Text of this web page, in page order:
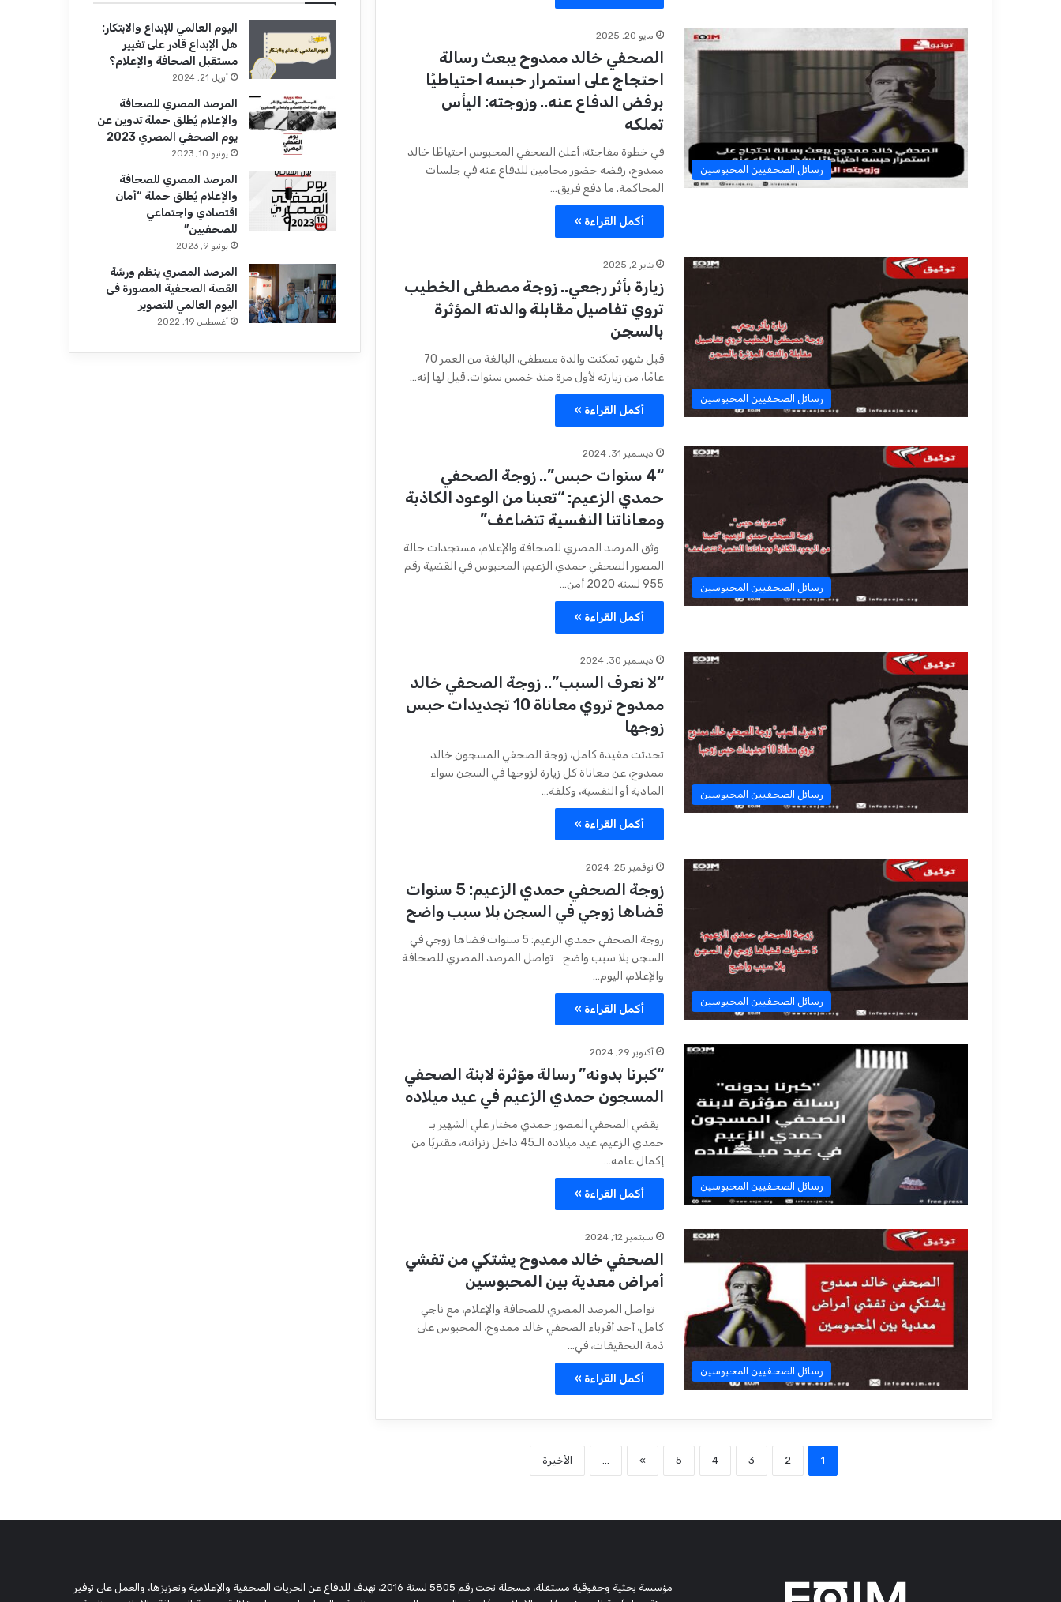
رسائل الصحفيين المحبوسين
مايو 20, 2025
الصحفي خالد ممدوح يبعث رسالة
احتجاج على استمرار حبسه احتياطيًا
برفض الدفاع عنه.. وزوجته: اليأس
تملكه
في خطوة مفاجئة، أعلن الصحفي المحبوس احتياطًا خالد
ممدوح، رفضه حضور محامين للدفاع عنه في جلسات
المحاكمة. ما دفع فريق…
أكمل القراءة »
رسائل الصحفيين المحبوسين
يناير 2, 2025
زيارة بأثر رجعي.. زوجة مصطفى الخطيب
تروي تفاصيل مقابلة والدته المؤثرة
بالسجن
قبل شهر، تمكنت والدة مصطفى، البالغة من العمر 70
عامًا، من زيارته لأول مرة منذ خمس سنوات. قيل لها إنه…
أكمل القراءة »
رسائل الصحفيين المحبوسين
ديسمبر 31, 2024
“4 سنوات حبس”.. زوجة الصحفي
حمدي الزعيم: “تعبنا من الوعود الكاذبة
ومعاناتنا النفسية تتضاعف”
وثق المرصد المصري للصحافة والإعلام، مستجدات حالة
المصور الصحفي حمدي الزعيم، المحبوس في القضية رقم
955 لسنة 2020 أمن…
أكمل القراءة »
رسائل الصحفيين المحبوسين
ديسمبر 30, 2024
“لا نعرف السبب”.. زوجة الصحفي خالد
ممدوح تروي معاناة 10 تجديدات حبس
زوجها
تحدثت مفيدة كامل، زوجة الصحفي المسجون خالد
ممدوح، عن معاناة كل زيارة لزوجها في السجن سواء
المادية أو النفسية، وكلفة…
أكمل القراءة »
رسائل الصحفيين المحبوسين
نوفمبر 25, 2024
زوجة الصحفي حمدي الزعيم: 5 سنوات
قضاها زوجي في السجن بلا سبب واضح
زوجة الصحفي حمدي الزعيم: 5 سنوات قضاها زوجي في
السجن بلا سبب واضح تواصل المرصد المصري للصحافة
والإعلام، اليوم…
أكمل القراءة »
رسائل الصحفيين المحبوسين
أكتوبر 29, 2024
“كبرنا بدونه” رسالة مؤثرة لابنة الصحفي
المسجون حمدي الزعيم في عيد ميلاده
يقضي الصحفي المصور حمدي مختار علي الشهير بـ
حمدي الزعيم، عيد ميلاده الـ45 داخل زنزانته، مقتربًا من
إكمال عامه…
أكمل القراءة »
رسائل الصحفيين المحبوسين
سبتمبر 12, 2024
الصحفي خالد ممدوح يشتكي من تفشي
أمراض معدية بين المحبوسين
تواصل المرصد المصري للصحافة والإعلام، مع ناجي
كامل، أحد أقرباء الصحفي خالد ممدوح، المحبوس على
ذمة التحقيقات، في…
أكمل القراءة »
1
2
3
4
5
»
... الأخيرة
اليوم العالمي للإبداع والابتكار:
هل الإبداع قادر على تغيير
مستقبل الصحافة والإعلام؟
أبريل 21, 2024
المرصد المصري للصحافة
والإعلام يُطلق حملة تدوين عن
يوم الصحفي المصري 2023
يونيو 10, 2023
المرصد المصري للصحافة
والإعلام يُطلق حملة “أمان
اقتصادي واجتماعي
للصحفيين”
يونيو 9, 2023
المرصد المصري ينظم ورشة
القصة الصحفية المصورة فى
اليوم العالمي للتصوير
أغسطس 19, 2022
مؤسسة بحثية وحقوقية مستقلة، مسجلة تحت رقم 5805 لسنة 2016، تهدف للدفاع عن الحريات الصحفية والإعلامية وتعزيزها، والعمل على توفير